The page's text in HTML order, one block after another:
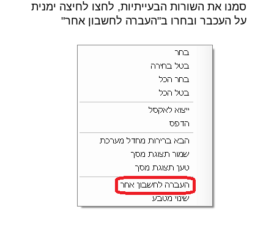
סמנו את השורות הבעייתיות, לחצו לחיצה ימנית
על העכבר ובחרו ב"העברה לחשבון אחר"